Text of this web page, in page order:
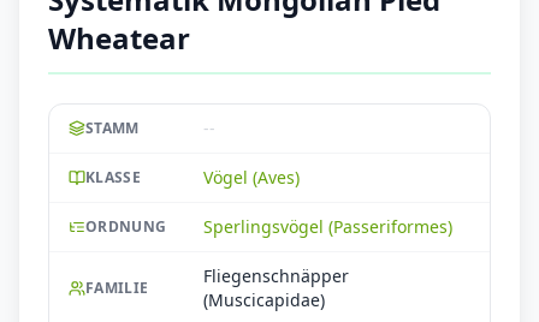
Wheatear
STAMM --
KLASSE Vögel (Aves)
ORDNUNG Sperlingsvögel (Passeriformes)
FAMILIE
Fliegenschnäpper
(Muscicapidae)